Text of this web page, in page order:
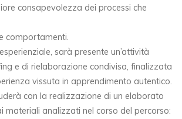
consapevolezza dei processi che
comportamenti.
sarà presente un’attività
e di rielaborazione condivisa, finalizzata
vissuta in apprendimento autentico.
con la realizzazione di un elaborato
materiali analizzati nel corso del percorso: